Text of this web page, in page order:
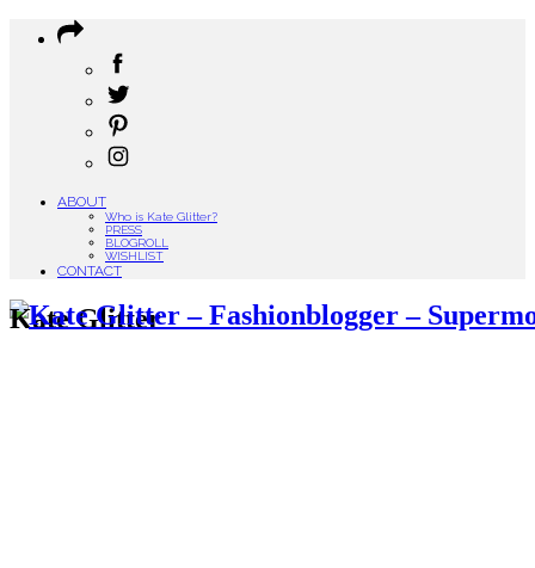
ABOUT
Who is Kate Glitter?
PRESS
BLOGROLL
WISHLIST
CONTACT
Kate Glitter